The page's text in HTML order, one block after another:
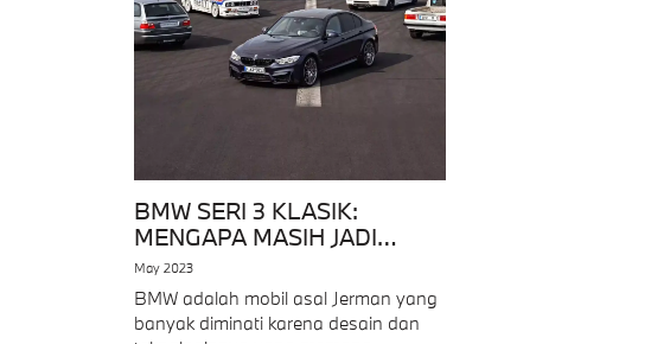
BMW SERI 3 KLASIK:
MENGAPA MASIH JADI
FAVORIT PECINTA MOBIL?
May 2023
BMW adalah mobil asal Jerman yang
banyak diminati karena desain dan